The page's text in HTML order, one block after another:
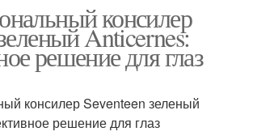
консилер
Anticernes:
решение для глаз
консилер Seventeen зеленый
решение для глаз